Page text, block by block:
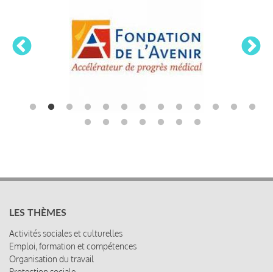
LES THÈMES
Activités sociales et culturelles
Emploi, formation et compétences
Organisation du travail